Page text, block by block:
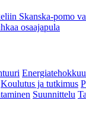
Skanska-pomo
osaajapula
Koulutus ja tutkimus
Suunnittelu